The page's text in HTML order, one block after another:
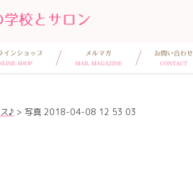
♪ > 写真 2018-04-08 12 53 03